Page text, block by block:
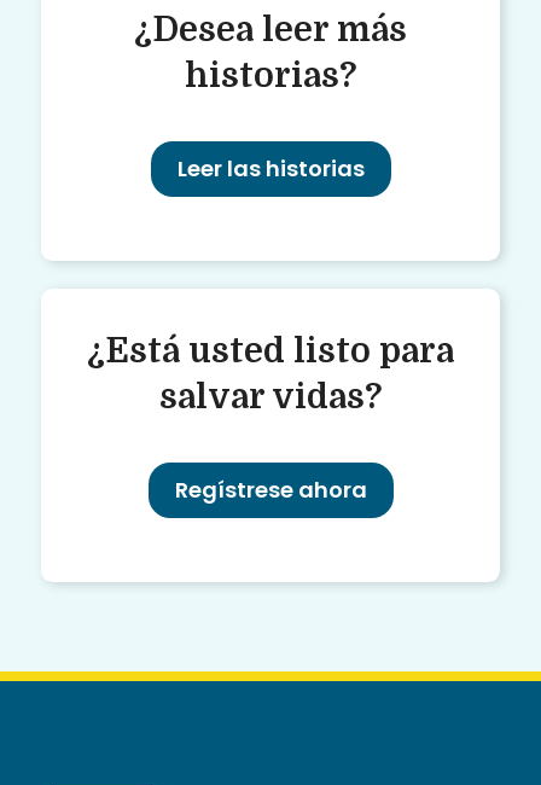
¿Desea leer más
historias?
Leer las historias
¿Está usted listo para
salvar vidas?
Regístrese ahora